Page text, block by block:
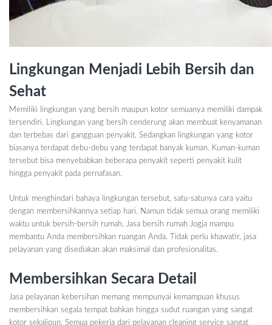
Lingkungan Menjadi Lebih Bersih dan
Sehat
Memiliki lingkungan yang bersih maupun kotor semuanya memiliki dampak
tersendiri. Lingkungan yang bersih cenderung akan membuat kenyamanan
dan terbebas dari gangguan penyakit. Sedangkan lingkungan yang kotor
biasanya terdapat debu-debu yang terdapat banyak kuman. Kuman-kuman
tersebut bisa menyebabkan beberapa penyakit seperti penyakit kulit
hingga penyakit pada pernafasan.
Untuk menghindari bahaya lingkungan tersebut, satu-satunya cara yaitu
dengan membersihkannya setiap hari. Namun tidak semua orang memiliki
waktu untuk bersih-bersih rumah. Jasa bersih rumah Jogja mampu
membantu Anda membersihkan ruangan Anda. Tidak perlu khawatir, jasa
pelayanan yang disediakan akan maksimal dan profesionalitas.
Membersihkan Secara Detail
Jasa pelayanan kebersihan memang mempunyai kemampuan khusus
membersihkan segala tempat bahkan hingga sudut ruangan yang sangat
kotor sekalipun. Semua pekerja dari pelayanan cleaning service sangat